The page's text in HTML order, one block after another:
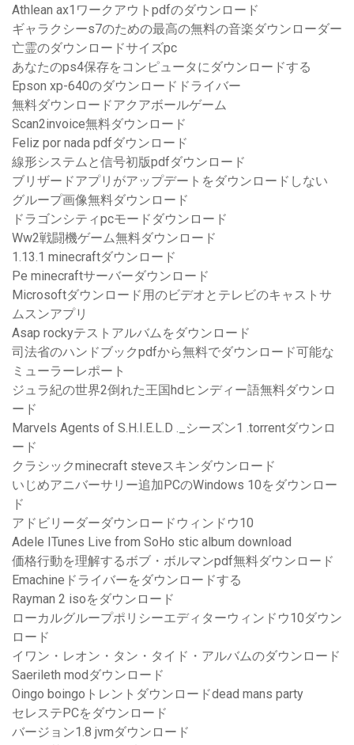
Athlean ax1ワークアウトpdfのダウンロード
ギャラクシーs7のための最高の無料の音楽ダウンローダー
亡霊のダウンロードサイズpc
あなたのps4保存をコンピュータにダウンロードする
Epson xp-640のダウンロードドライバー
無料ダウンロードアクアボールゲーム
Scan2invoice無料ダウンロード
Feliz por nada pdfダウンロード
線形システムと信号初版pdfダウンロード
ブリザードアプリがアップデートをダウンロードしない
グループ画像無料ダウンロード
ドラゴンシティpcモードダウンロード
Ww2戦闘機ゲーム無料ダウンロード
1.13.1 minecraftダウンロード
Pe minecraftサーバーダウンロード
Microsoftダウンロード用のビデオとテレビのキャストサ
ムスンアプリ
Asap rockyテストアルバムをダウンロード
司法省のハンドブックpdfから無料でダウンロード可能な
ミューラーレポート
ジュラ紀の世界2倒れた王国hdヒンディー語無料ダウンロ
ード
Marvels Agents of S.H.I.E.L.D ._シーズン1 .torrentダウンロ
ード
クラシックminecraft steveスキンダウンロード
いじめアニバーサリー追加PCのWindows 10をダウンロー
ド
アドビリーダーダウンロードウィンドウ10
Adele ITunes Live from SoHo stic album download
価格行動を理解するボブ・ボルマンpdf無料ダウンロード
Emachineドライバーをダウンロードする
Rayman 2 isoをダウンロード
ローカルグループポリシーエディターウィンドウ10ダウン
ロード
イワン・レオン・タン・タイド・アルバムのダウンロード
Saerileth modダウンロード
Oingo boingoトレントダウンロードdead mans party
セレステPCをダウンロード
バージョン1.8 jvmダウンロード